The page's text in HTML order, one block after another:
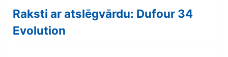
Raksti ar atslēgvārdu: Dufour 34
Evolution